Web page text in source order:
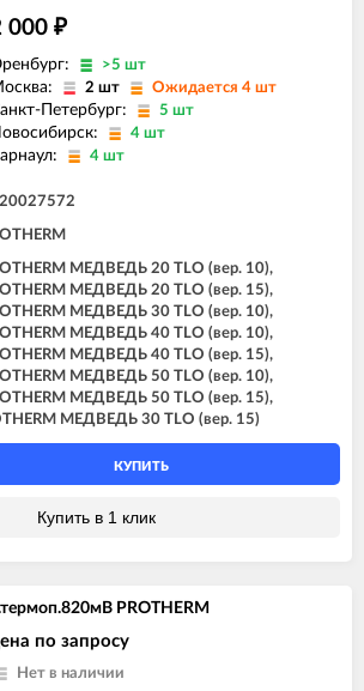
000 ₽
>5 шт
2 шт Ожидается 4 шт
Петербург: 5 шт
4 шт
4 шт
МЕДВЕДЬ 20 TLO (вер. 10),
МЕДВЕДЬ 20 TLO (вер. 15),
МЕДВЕДЬ 30 TLO (вер. 10),
МЕДВЕДЬ 40 TLO (вер. 10),
МЕДВЕДЬ 40 TLO (вер. 15),
МЕДВЕДЬ 50 TLO (вер. 10),
МЕДВЕДЬ 50 TLO (вер. 15),
МЕДВЕДЬ 30 TLO (вер. 15)
КУПИТЬ
Купить в 1 клик
PROTHERM
по запросу
Нет в наличии